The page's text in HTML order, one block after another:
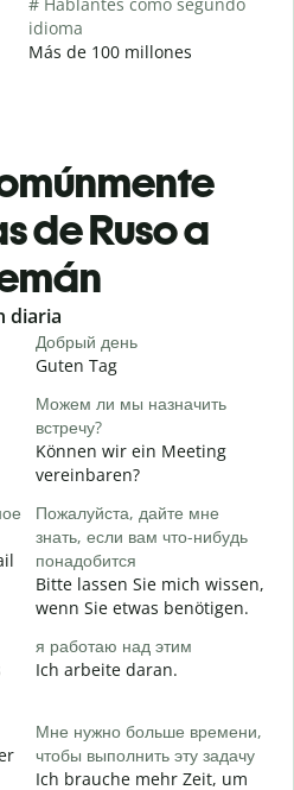
idioma
Más de 100 millones
de Ruso a
diaria
Добрый день
Guten Tag
Можем ли мы назначить
встречу?
Können wir ein Meeting
vereinbaren?
Пожалуйста, дайте мне
знать, если вам что-нибудь
понадобится
Bitte lassen Sie mich wissen,
wenn Sie etwas benötigen.
я работаю над этим
Ich arbeite daran.
Мне нужно больше времени,
чтобы выполнить эту задачу
Ich brauche mehr Zeit, um